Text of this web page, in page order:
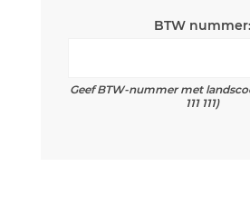
BTW nummer:
Geef BTW-nummer met
111 111)